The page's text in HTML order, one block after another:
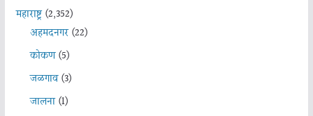
महाराष्ट्र(2,352)
अहमदनगर(22)
कोकण(5)
जळगाव(3)
जालना(1)